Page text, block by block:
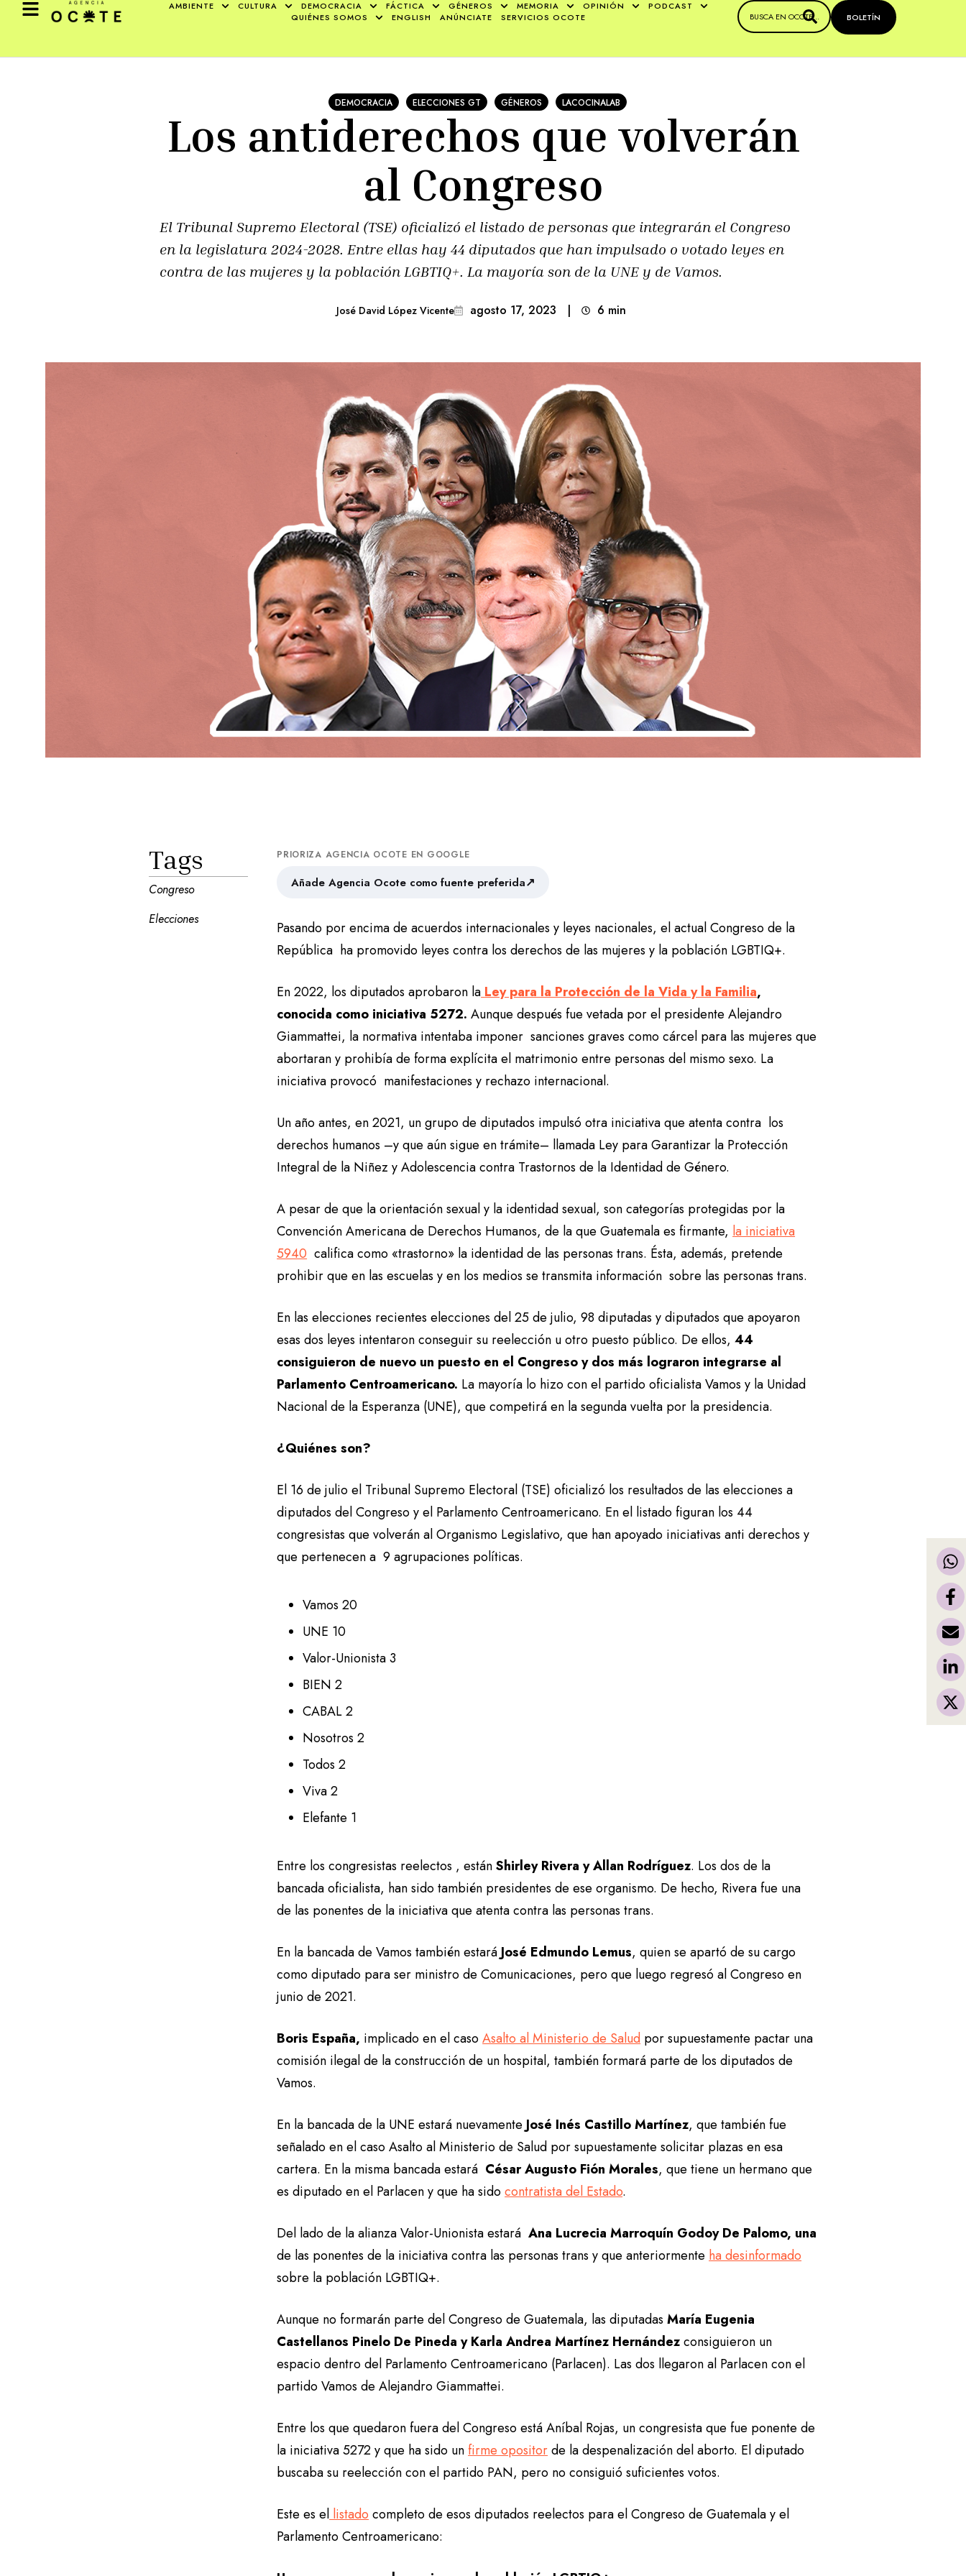
AMBIENTE CULTURA DEMOCRACIA FÁCTICA GÉNEROS MEMORIA OPINIÓN
PODCAST
QUIÉNES SOMOS
ENGLISH ANÚNCIATE SERVICIOS OCOTE BOLETÍN
DEMOCRACIA ELECCIONES GT GÉNEROS LACOCINALAB
Los antiderechos que volverán
al Congreso
El Tribunal Supremo Electoral (TSE) oficializó el listado de personas que integrarán el Congreso
en la legislatura 2024-2028. Entre ellas hay 44 diputados que han impulsado o votado leyes en
contra de las mujeres y la población LGBTIQ+. La mayoría son de la UNE y de Vamos.
José David López Vicente agosto 17, 2023 | 6 min
Tags
Congreso
Elecciones
PRIORIZA AGENCIA OCOTE EN GOOGLE
Añade Agencia Ocote como fuente preferida↗
Pasando por encima de acuerdos internacionales y leyes nacionales, el actual Congreso de la
República ha promovido leyes contra los derechos de las mujeres y la población LGBTIQ+.
En 2022, los diputados aprobaron la Ley para la Protección de la Vida y la Familia,
conocida como iniciativa 5272. Aunque después fue vetada por el presidente Alejandro
Giammattei, la normativa intentaba imponer sanciones graves como cárcel para las mujeres que
abortaran y prohibía de forma explícita el matrimonio entre personas del mismo sexo. La
iniciativa provocó manifestaciones y rechazo internacional.
Un año antes, en 2021, un grupo de diputados impulsó otra iniciativa que atenta contra los
derechos humanos –y que aún sigue en trámite– llamada Ley para Garantizar la Protección
Integral de la Niñez y Adolescencia contra Trastornos de la Identidad de Género.
A pesar de que la orientación sexual y la identidad sexual, son categorías protegidas por la
Convención Americana de Derechos Humanos, de la que Guatemala es firmante, la iniciativa
5940 califica como «trastorno» la identidad de las personas trans. Ésta, además, pretende
prohibir que en las escuelas y en los medios se transmita información sobre las personas trans.
En las elecciones recientes elecciones del 25 de julio, 98 diputadas y diputados que apoyaron
esas dos leyes intentaron conseguir su reelección u otro puesto público. De ellos,44
consiguieron de nuevo un puesto en el Congreso y dos más lograron integrarse al
Parlamento Centroamericano. La mayoría lo hizo con el partido oficialista Vamos y la Unidad
Nacional de la Esperanza (UNE), que competirá en la segunda vuelta por la presidencia.
¿Quiénes son?
El 16 de julio el Tribunal Supremo Electoral (TSE) oficializó los resultados de las elecciones a
diputados del Congreso y el Parlamento Centroamericano. En el listado figuran los 44
congresistas que volverán al Organismo Legislativo, que han apoyado iniciativas anti derechos y
que pertenecen a 9 agrupaciones políticas.
Vamos 20
UNE 10
Valor-Unionista 3
BIEN 2
CABAL 2
Nosotros 2
Todos 2
Viva 2
Elefante 1
Entre los congresistas reelectos , estánShirley Rivera y Allan Rodríguez. Los dos de la
bancada oficialista, han sido también presidentes de ese organismo. De hecho, Rivera fue una
de las ponentes de la iniciativa que atenta contra las personas trans.
En la bancada de Vamos también estará José Edmundo Lemus, quien se apartó de su cargo
como diputado para ser ministro de Comunicaciones, pero que luego regresó al Congreso en
junio de 2021.
Boris España, implicado en el casoAsalto al Ministerio de Salud por supuestamente pactar una
comisión ilegal de la construcción de un hospital, también formará parte de los diputados de
Vamos.
En la bancada de la UNE estará nuevamente José Inés Castillo Martínez, que también fue
señalado en el caso Asalto al Ministerio de Salud por supuestamente solicitar plazas en esa
cartera. En la misma bancada estará César Augusto Fión Morales, que tiene un hermano que
es diputado en el Parlacen y que ha sidocontratista del Estado.
Del lado de la alianza Valor-Unionista estaráAna Lucrecia Marroquín Godoy De Palomo, una
de las ponentes de la iniciativa contra las personas trans y que anteriormente ha desinformado
sobre la población LGBTIQ+.
Aunque no formarán parte del Congreso de Guatemala, las diputadasMaría Eugenia
Castellanos Pinelo De Pineda y Karla Andrea Martínez Hernándezconsiguieron un
espacio dentro del Parlamento Centroamericano (Parlacen). Las dos llegaron al Parlacen con el
partido Vamos de Alejandro Giammattei.
Entre los que quedaron fuera del Congreso está Aníbal Rojas, un congresista que fue ponente de
la iniciativa 5272 y que ha sido unfirme opositorde la despenalización del aborto. El diputado
buscaba su reelección con el partido PAN, pero no consiguió suficientes votos.
Este es el listado completo de esos diputados reelectos para el Congreso de Guatemala y el
Parlamento Centroamericano: